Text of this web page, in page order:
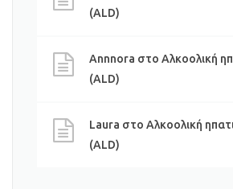
(ALD)
Annnora στο Αλκοολική
(ALD)
Laura στο Αλκοολική
(ALD)